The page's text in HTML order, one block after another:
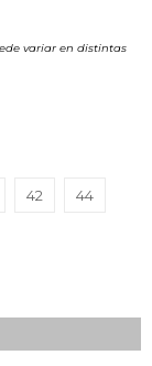
variar en distintas
42 44